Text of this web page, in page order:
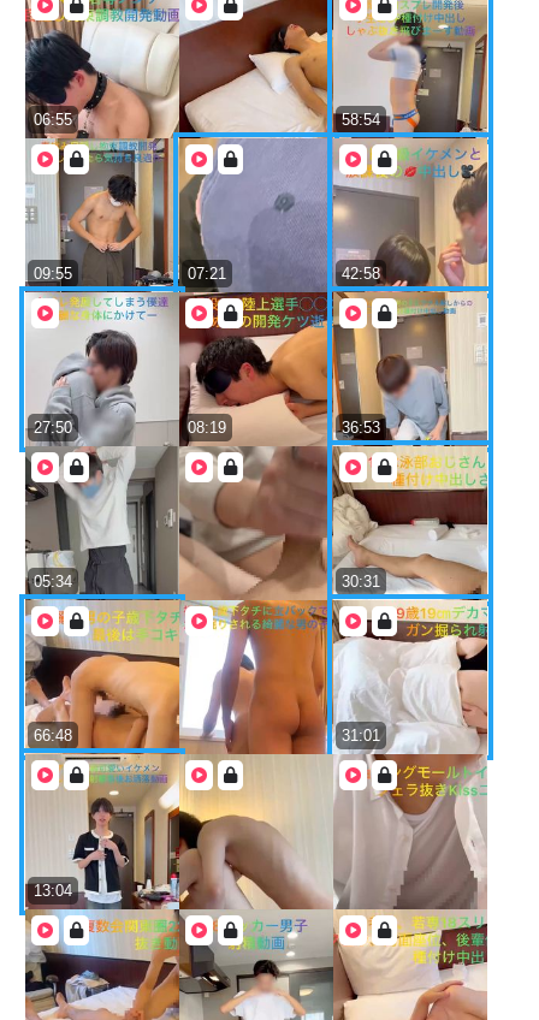
06:55 58:54
09:55 07:21 42:58
27:50 08:19 36:53
05:34 30:31
66:48 31:01
13:04